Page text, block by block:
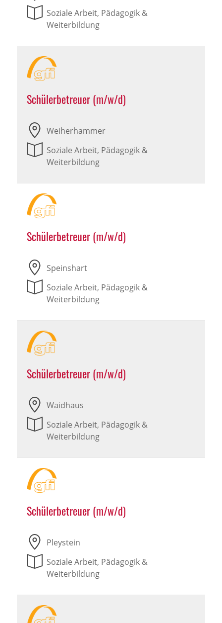
Soziale Arbeit, Pädagogik &
Weiterbildung
Schülerbetreuer (m/w/d)
Weiherhammer
Soziale Arbeit, Pädagogik &
Weiterbildung
Schülerbetreuer (m/w/d)
Speinshart
Soziale Arbeit, Pädagogik &
Weiterbildung
Schülerbetreuer (m/w/d)
Waidhaus
Soziale Arbeit, Pädagogik &
Weiterbildung
Schülerbetreuer (m/w/d)
Pleystein
Soziale Arbeit, Pädagogik &
Weiterbildung